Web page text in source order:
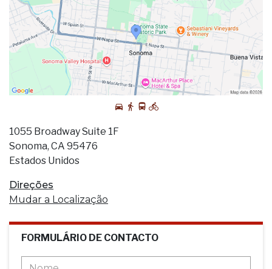
1055 Broadway Suite 1F
Sonoma, CA 95476
Estados Unidos
Direções
Mudar a Localização
FORMULÁRIO DE CONTACTO